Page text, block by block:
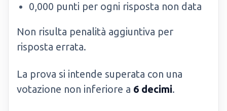
0,000 punti per ogni risposta non data
Non risulta penalità aggiuntiva per
risposta errata.
La prova si intende superata con una
votazione non inferiore a 6 decimi.